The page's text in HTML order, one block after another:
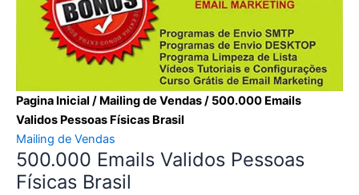
Pagina Inicial / Mailing de Vendas/ 500.000 Emails
Validos Pessoas Físicas Brasil
Mailing de Vendas
500.000 Emails Validos Pessoas
Físicas Brasil